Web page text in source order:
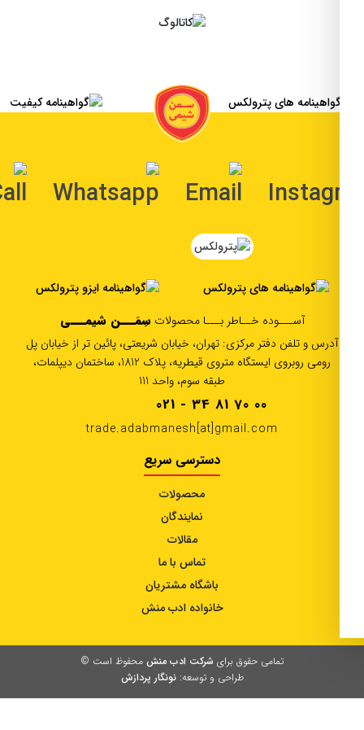
آســـوده خــاطر بـــا محصولاتسِمَـــن شیمـــی
آدرس و تلفن دفتر مرکزی: تهران، خیابان شریعتی، پائین تر از خیابان پل
رومی روبروی ایستگاه متروی قیطریه، پلاک 1812، ساختمان دیپلمات،
طبقه سوم، واحد 111
021 - 34 81 70 00
trade.adabmanesh[at]gmail.com
دسترسی سریع
محصولات
نمایندگان
مقالات
تماس با ما
باشگاه مشتریان
خانواده ادب منش
تمامی حقوق برایشرکت ادب منشمحفوظ است ©
طراحی و توسعه:نونگار پردازش